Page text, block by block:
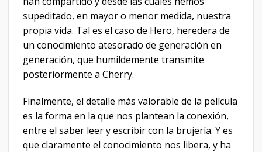
supeditado, en mayor o menor medida, nuestra
propia vida. Tal es el caso de Hero, heredera de
un conocimiento atesorado de generación en
generación, que humildemente transmite
posteriormente a Cherry.
Finalmente, el detalle más valorable de la película
es la forma en la que nos plantean la conexión,
entre el saber leer y escribir con la brujería. Y es
que claramente el conocimiento nos libera, y ha